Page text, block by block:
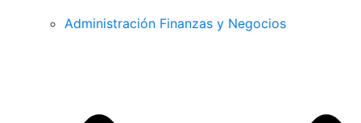
Administración Finanzas y Negocios